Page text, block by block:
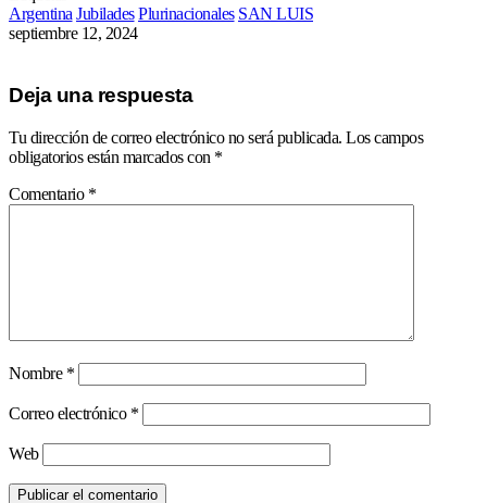
Argentina Jubilades Plurinacionales SAN LUIS
septiembre 12, 2024
Deja una respuesta
Tu dirección de correo electrónico no será publicada. Los campos
obligatorios están marcados con *
Comentario *
Nombre *
Correo electrónico *
Web